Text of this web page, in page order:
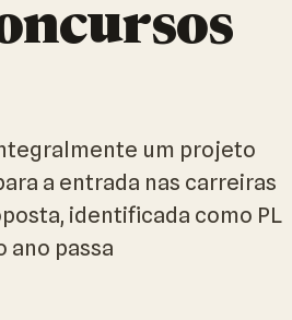
um projeto
a entrada nas carreiras
identificada como PL
ano passa